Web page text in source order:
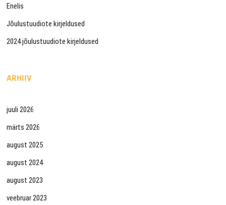
Enelis
Jõulustuudiote kirjeldused
2024 jõulustuudiote kirjeldused
ARHIIV
juuli 2026
märts 2026
august 2025
august 2024
august 2023
veebruar 2023